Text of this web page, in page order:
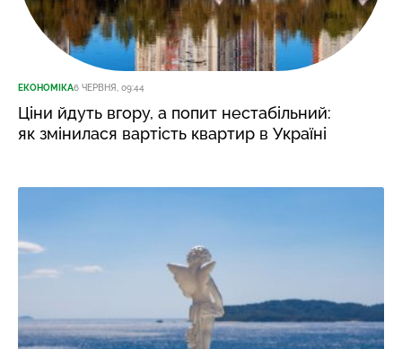
ЕКОНОМІКА6 ЧЕРВНЯ, 09:44
Ціни йдуть вгору, а попит нестабільний:
як змінилася вартість квартир в Україні